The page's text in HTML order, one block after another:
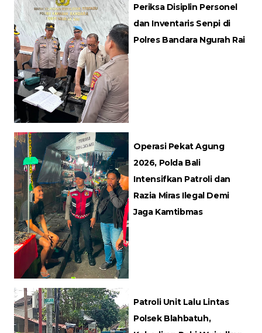
Periksa Disiplin Personel
dan Inventaris Senpi di
Polres Bandara Ngurah Rai
Operasi Pekat Agung
2026, Polda Bali
Intensifkan Patroli dan
Razia Miras Ilegal Demi
Jaga Kamtibmas
Patroli Unit Lalu Lintas
Polsek Blahbatuh,